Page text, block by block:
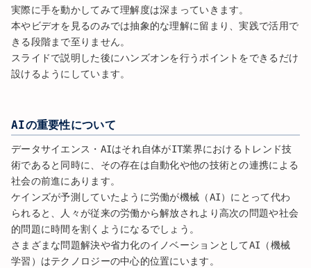
実際に手を動かしてみて理解度は深まっていきます。
本やビデオを見るのみでは抽象的な理解に留まり、実践で活用で
きる段階まで至りません。
スライドで説明した後にハンズオンを行うポイントをできるだけ
設けるようにしています。
AIの重要性について
データサイエンス・AIはそれ自体がIT業界におけるトレンド技
術であると同時に、その存在は自動化や他の技術との連携による
社会の前進にあります。
ケインズが予測していたように労働が機械（AI）にとって代わ
られると、人々が従来の労働から解放されより高次の問題や社会
的問題に時間を割くようになるでしょう。
さまざまな問題解決や省力化のイノベーションとしてAI（機械
学習）はテクノロジーの中心的位置にいます。